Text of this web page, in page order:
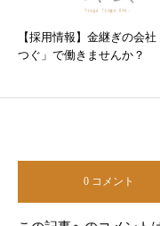
【採用情報】金継ぎの会社
つぐ」で働きませんか？
0 コメント